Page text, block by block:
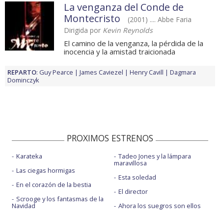
La venganza del Conde de
Montecristo
(2001) .... Abbe Faria
Dirigida por Kevin Reynolds
El camino de la venganza, la pérdida de la
inocencia y la amistad traicionada
REPARTO: Guy Pearce James Caviezel Henry Cavill
Dagmara
Dominczyk
PROXIMOS ESTRENOS
Karateka
Las ciegas hormigas
En el corazón de la bestia
Scrooge y los fantasmas de la
Navidad
Tadeo Jones y la lámpara
maravillosa
Esta soledad
El director
Ahora los suegros son ellos